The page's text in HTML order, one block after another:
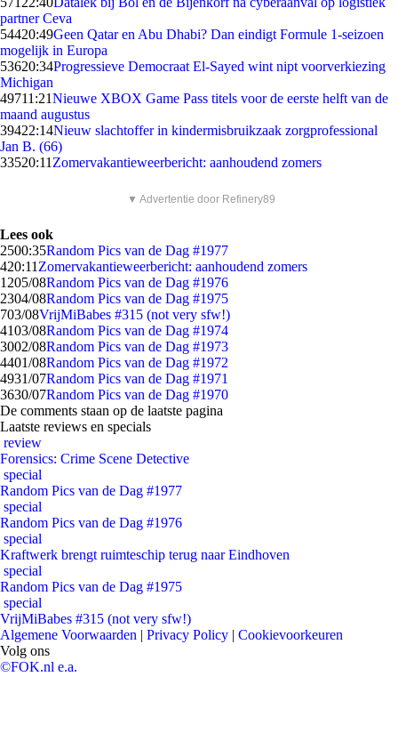
partner Ceva
54420:49Geen Qatar en Abu Dhabi? Dan eindigt Formule 1-seizoen
mogelijk in Europa
53620:34Progressieve Democraat El-Sayed wint nipt voorverkiezing
Michigan
49711:21Nieuwe XBOX Game Pass titels voor de eerste helft van de
maand augustus
39422:14Nieuw slachtoffer in kindermisbruikzaak zorgprofessional
Jan B. (66)
33520:11 Zomervakantieweerbericht: aanhoudend zomers
▼ Advertentie door Refinery89
Lees ook
2500:35Random Pics van de Dag #1977
420:11 Zomervakantieweerbericht: aanhoudend zomers
1205/08Random Pics van de Dag #1976
2304/08Random Pics van de Dag #1975
703/08VrijMiBabes #315 (not very sfw!)
4103/08Random Pics van de Dag #1974
3002/08Random Pics van de Dag #1973
4401/08Random Pics van de Dag #1972
4931/07Random Pics van de Dag #1971
3630/07Random Pics van de Dag #1970
De comments staan op de laatste pagina
Laatste reviews en specials
review
Forensics: Crime Scene Detective
special
Random Pics van de Dag #1977
special
Random Pics van de Dag #1976
special
Kraftwerk brengt ruimteschip terug naar Eindhoven
special
Random Pics van de Dag #1975
special
VrijMiBabes #315 (not very sfw!)
Algemene Voorwaarden | Privacy Policy | Cookievoorkeuren
Volg ons
©FOK.nl e.a.